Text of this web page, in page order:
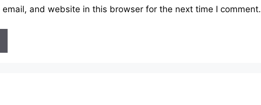
email, and website in this browser for the next time I comment.